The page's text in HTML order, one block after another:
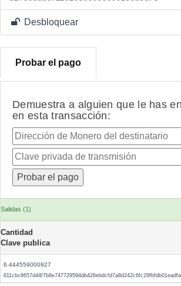
Desbloquear
Probar el pago
Demuestra a alguien que le has
en esta transacción:
Salidas (1)
Cantidad
Clave publica
6.444559000927